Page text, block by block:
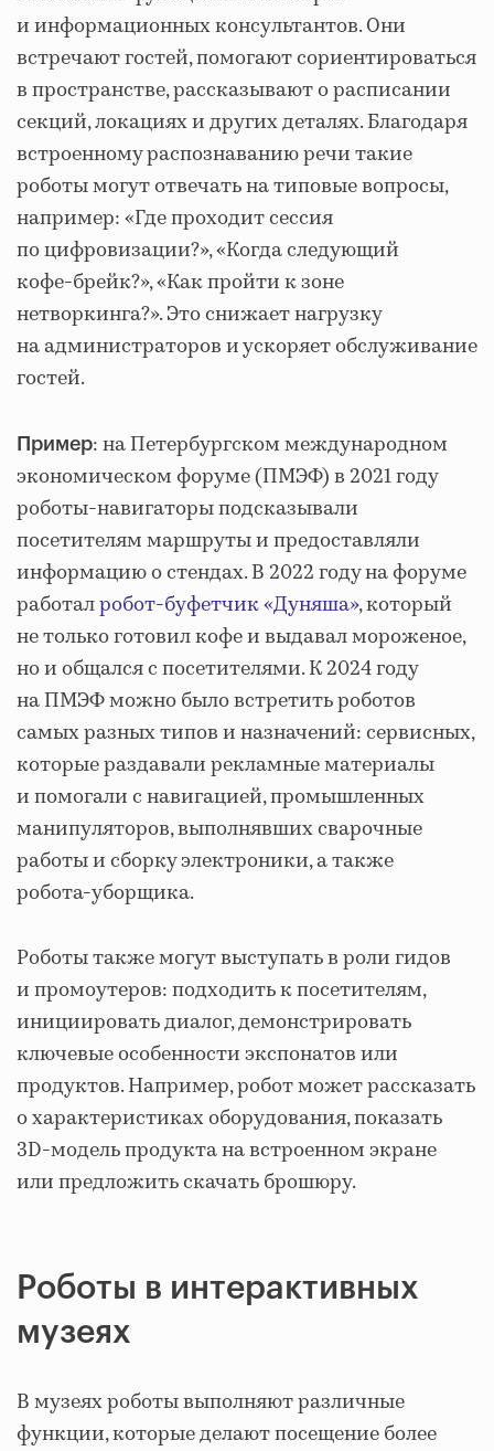
и информационных консультантов. Они
встречают гостей, помогают сориентироваться
в пространстве, рассказывают о расписании
секций, локациях и других деталях. Благодаря
встроенному распознаванию речи такие
роботы могут отвечать на типовые вопросы,
например: «Где проходит сессия
по цифровизации?», «Когда следующий
кофе‑брейк?», «Как пройти к зоне
нетворкинга?». Это снижает нагрузку
на администраторов и ускоряет обслуживание
гостей.
Пример: на Петербургском международном
экономическом форуме (ПМЭФ) в 2021 году
роботы‑навигаторы подсказывали
посетителям маршруты и предоставляли
информацию о стендах. В 2022 году на форуме
работалробот‑буфетчик «Дуняша», который
не только готовил кофе и выдавал мороженое,
но и общался с посетителями. К 2024 году
на ПМЭФ можно было встретить роботов
самых разных типов и назначений: сервисных,
которые раздавали рекламные материалы
и помогали с навигацией, промышленных
манипуляторов, выполнявших сварочные
работы и сборку электроники, а также
робота‑уборщика.
Роботы также могут выступать в роли гидов
и промоутеров: подходить к посетителям,
инициировать диалог, демонстрировать
ключевые особенности экспонатов или
продуктов. Например, робот может рассказать
о характеристиках оборудования, показать
3D‑модель продукта на встроенном экране
или предложить скачать брошюру.
Роботы в интерактивных
музеях
В музеях роботы выполняют различные
функции, которые делают посещение более